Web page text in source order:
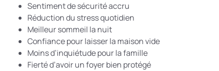
Sentiment de sécurité accru
Réduction du stress quotidien
Meilleur sommeil la nuit
Confiance pour laisser la maison vide
Moins d’inquiétude pour la famille
Fierté d’avoir un foyer bien protégé